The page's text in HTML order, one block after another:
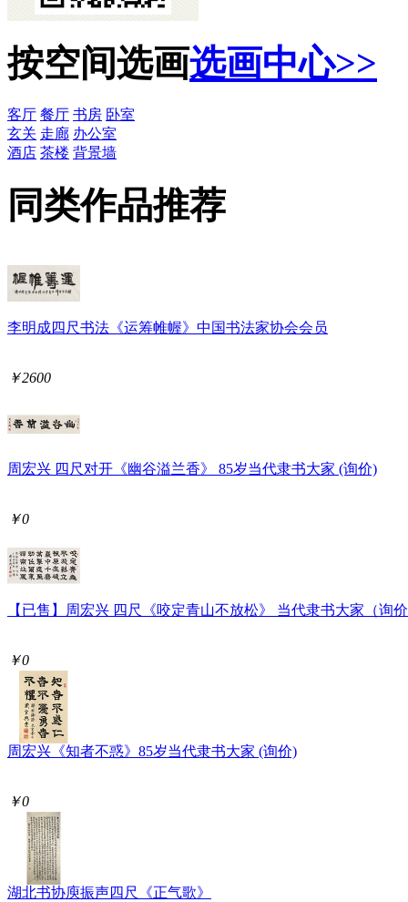
按空间选画选画中心>>
客厅 餐厅 书房 卧室
玄关 走廊 办公室
酒店 茶楼 背景墙
同类作品推荐
李明成四尺书法《运筹帷幄》中国书法家协会会员
￥2600
周宏兴 四尺对开《幽谷溢兰香》 85岁当代隶书大家 (询价)
￥0
【已售】周宏兴 四尺《咬定青山不放松》 当代隶书大家（询
￥0
周宏兴《知者不惑》85岁当代隶书大家 (询价)
￥0
湖北书协庾振声四尺《正气歌》